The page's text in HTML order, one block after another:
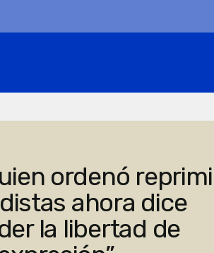
ordenó
ahora dice
la libertad de